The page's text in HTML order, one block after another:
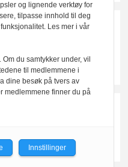
og lignende verktøy for
tilpasse innhold til deg
Les mer i vår
du samtykker under, vil
til medlemmene i
dine besøk på tvers av
medlemmene finner du på
Innstillinger